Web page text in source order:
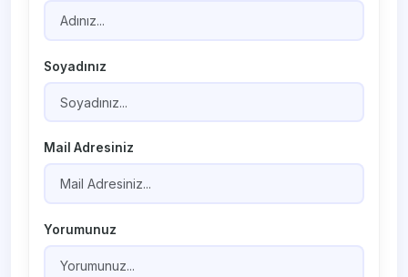
Soyadınız
Mail Adresiniz
Yorumunuz